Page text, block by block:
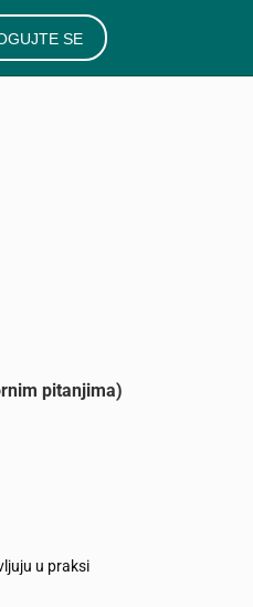
SE
pitanjima)
u praksi